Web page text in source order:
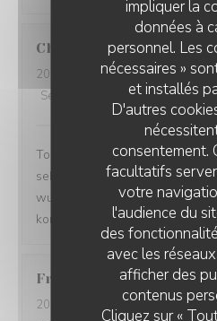
impliquer la
données à
personnel. Les
nécessaires »
et installés
D'autres
consentement.
facultatifs
votre
l'audience du
des
avec les
afficher des
contenus
Cliquez sur «
Christoph L
2026-08-05 - 19:00 - Couverts 5
Service
Ambiance:5/5
Tolle Lage direkt am Meer.
sehr freundlich. Preise sind ok
wunderschönen Ambiente
kommen gerne wieder.
Franck
2026-08-07
- 13:00 - Couverts 2
LA PLAGE DE